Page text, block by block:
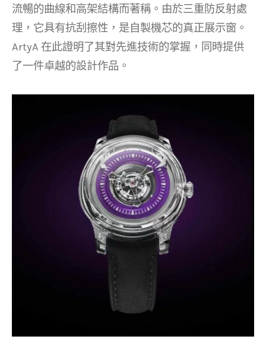
流暢的曲線和高架結構而著稱。由於三重防反射處
理，它具有抗刮擦性，是自製機芯的真正展示窗。
ArtyA 在此證明了其對先進技術的掌握，同時提供
了一件卓越的設計作品。